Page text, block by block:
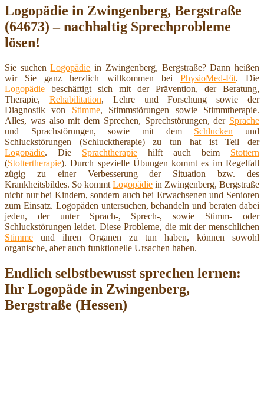
Logopädie in Zwingenberg, Bergstraße
(64673) – nachhaltig Sprechprobleme
lösen!
Sie suchenLogopädie in Zwingenberg, Bergstraße? Dann heißen
wir Sie ganz herzlich willkommen bei PhysioMed-Fit. Die
Logopädie beschäftigt sich mit der Prävention, der Beratung,
Therapie, Rehabilitation, Lehre und Forschung sowie der
Diagnostik von Stimme, Stimmstörungen sowie Stimmtherapie.
Alles, was also mit dem Sprechen, Sprechstörungen, der Sprache
und Sprachstörungen, sowie mit dem Schlucken und
Schluckstörungen (Schlucktherapie) zu tun hat ist Teil der
Logopädie. Die Sprachtherapie hilft auch beim Stottern
(Stottertherapie). Durch spezielle Übungen kommt es im Regelfall
zügig zu einer Verbesserung der Situation bzw. des
Krankheitsbildes. So kommt Logopädie in Zwingenberg, Bergstraße
nicht nur bei Kindern, sondern auch bei Erwachsenen und Senioren
zum Einsatz. Logopäden untersuchen, behandeln und beraten dabei
jeden, der unter Sprach-, Sprech-, sowie Stimm- oder
Schluckstörungen leidet. Diese Probleme, die mit der menschlichen
Stimme und ihren Organen zu tun haben, können sowohl
organische, aber auch funktionelle Ursachen haben.
Endlich selbstbewusst sprechen lernen:
Ihr Logopäde in Zwingenberg,
Bergstraße (Hessen)